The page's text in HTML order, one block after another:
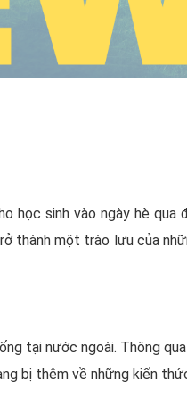
học sinh vào ngày hè qua
thành một trào lưu của
tại nước ngoài. Thông
bị thêm về những kiến